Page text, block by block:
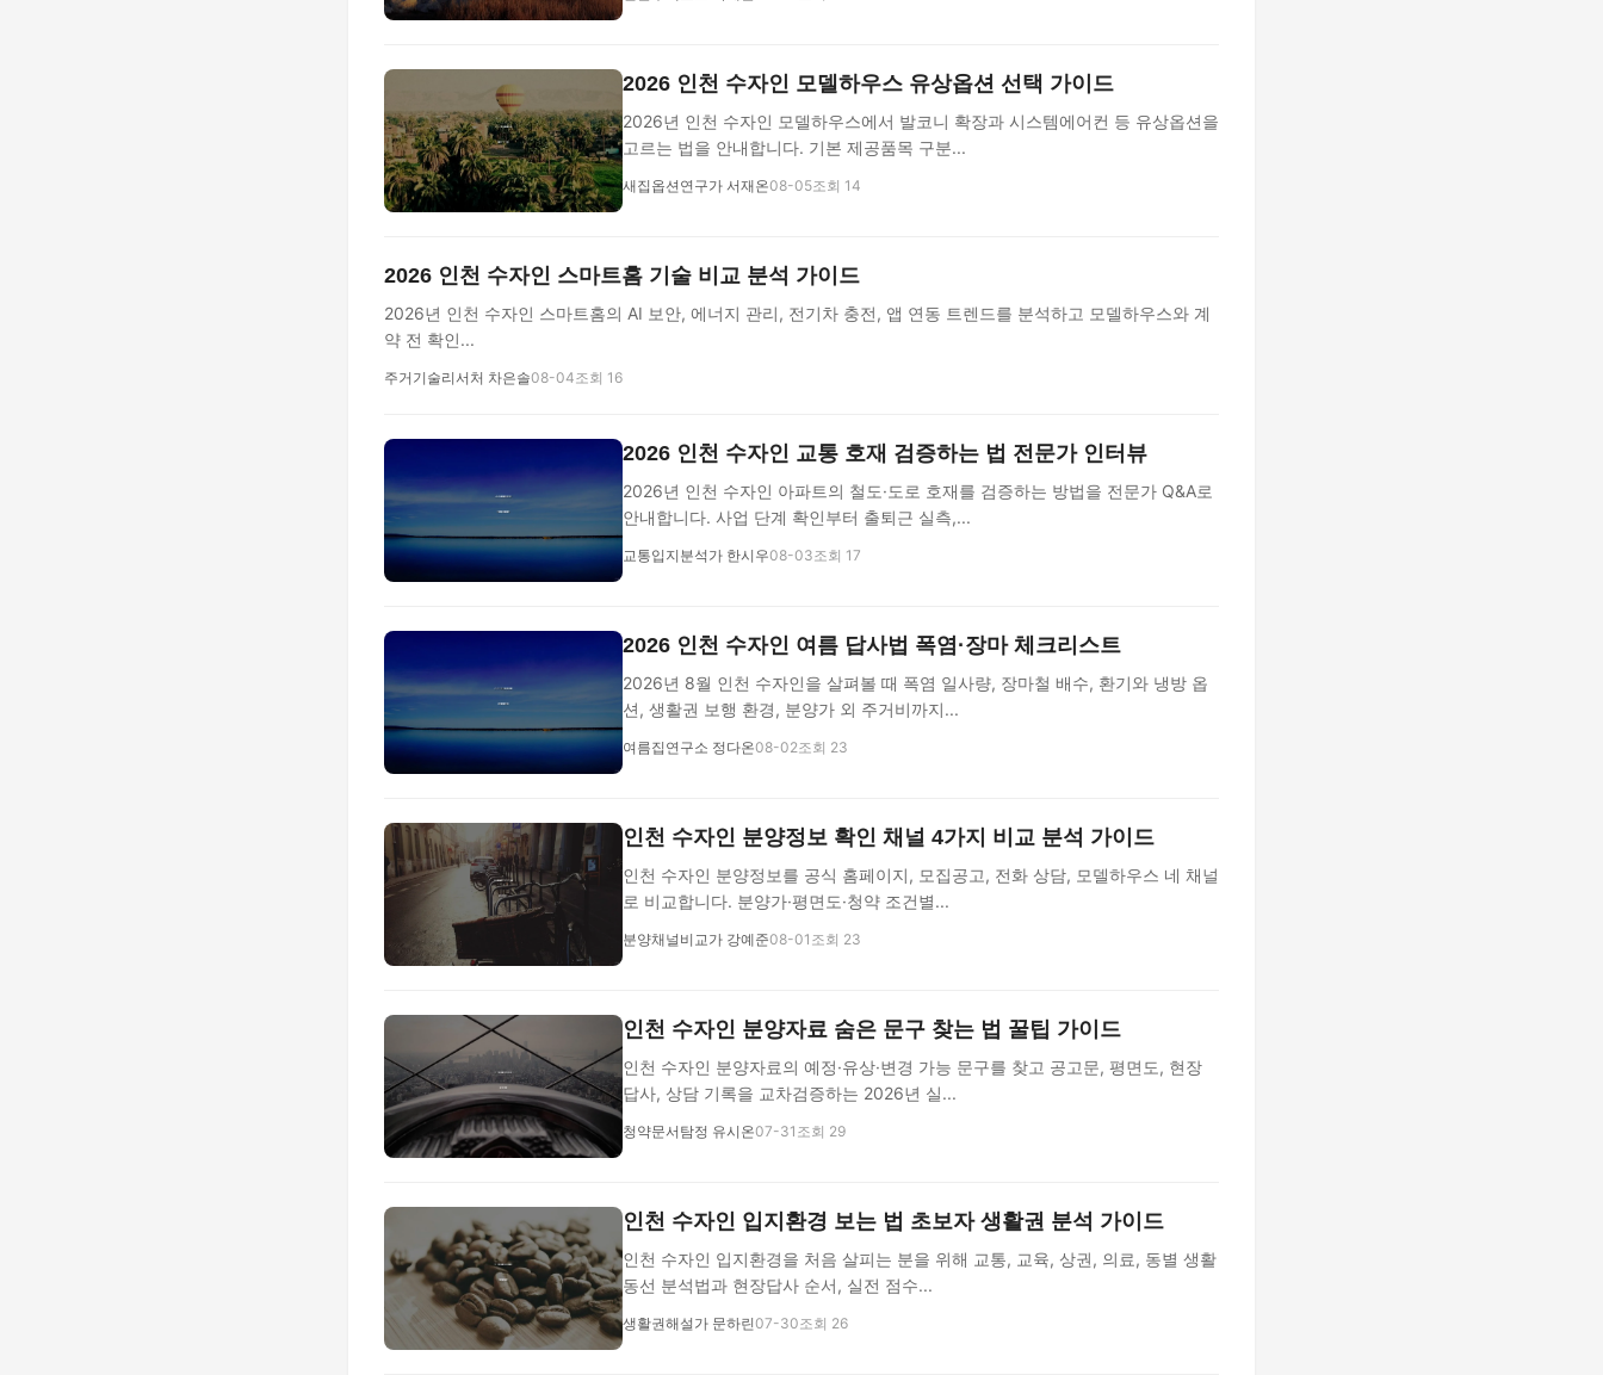
2026 인천 수자인 모델하우스 유상옵션 선택 가이드
2026년 인천 수자인 모델하우스에서 발코니 확장과 시스템에어컨 등 유상옵션을
고르는 법을 안내합니다. 기본 제공품목 구분...
새집옵션연구가 서재온08-05조회 14
2026 인천 수자인 스마트홈 기술 비교 분석 가이드
2026년 인천 수자인 스마트홈의 AI 보안, 에너지 관리, 전기차 충전, 앱 연동 트렌드를 분석하고 모델하우스와 계
약 전 확인...
주거기술리서처 차은솔08-04조회 16
2026 인천 수자인 교통 호재 검증하는 법 전문가 인터뷰
2026년 인천 수자인 아파트의 철도·도로 호재를 검증하는 방법을 전문가 Q&A로
안내합니다. 사업 단계 확인부터 출퇴근 실측,...
교통입지분석가 한시우08-03조회 17
2026 인천 수자인 여름 답사법 폭염·장마 체크리스트
2026년 8월 인천 수자인을 살펴볼 때 폭염 일사량, 장마철 배수, 환기와 냉방 옵
션, 생활권 보행 환경, 분양가 외 주거비까지...
여름집연구소 정다온08-02조회 23
인천 수자인 분양정보 확인 채널 4가지 비교 분석 가이드
인천 수자인 분양정보를 공식 홈페이지, 모집공고, 전화 상담, 모델하우스 네 채널
로 비교합니다. 분양가·평면도·청약 조건별...
분양채널비교가 강예준08-01 조회 23
인천 수자인 분양자료 숨은 문구 찾는 법 꿀팁 가이드
인천 수자인 분양자료의 예정·유상·변경 가능 문구를 찾고 공고문, 평면도, 현장
답사, 상담 기록을 교차검증하는 2026년 실...
청약문서탐정 유시온07-31 조회 29
인천 수자인 입지환경 보는 법 초보자 생활권 분석 가이드
인천 수자인 입지환경을 처음 살피는 분을 위해 교통, 교육, 상권, 의료, 동별 생활
동선 분석법과 현장답사 순서, 실전 점수...
생활권해설가 문하린07-30조회 26